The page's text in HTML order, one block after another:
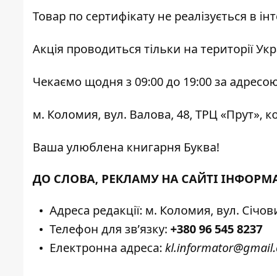
Товар по сертифікату не реалізується в
Акція проводиться тільки на території
Чекаємо щодня з 09:00 до 19:00 за
м. Коломия, вул. Валова, 48, ТРЦ «Прут»,
Ваша улюблена книгарня Буква!
ДО СЛОВА, РЕКЛАМУ НА САЙТІ
Адреса редакції: м. Коломия, вул.
Телефон для зв’язку: +380 96 545 8237
Електронна адреса: